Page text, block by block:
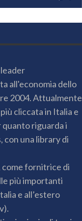
all'economia dello
2004. Attualmente
cliccata in Italia e
riguarda i
con una library di
come fornitrice di
più importanti
e all’estero